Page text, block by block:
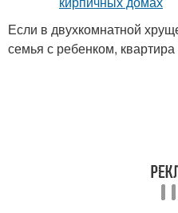
Если в двухкомнатной
семья с ребенком,